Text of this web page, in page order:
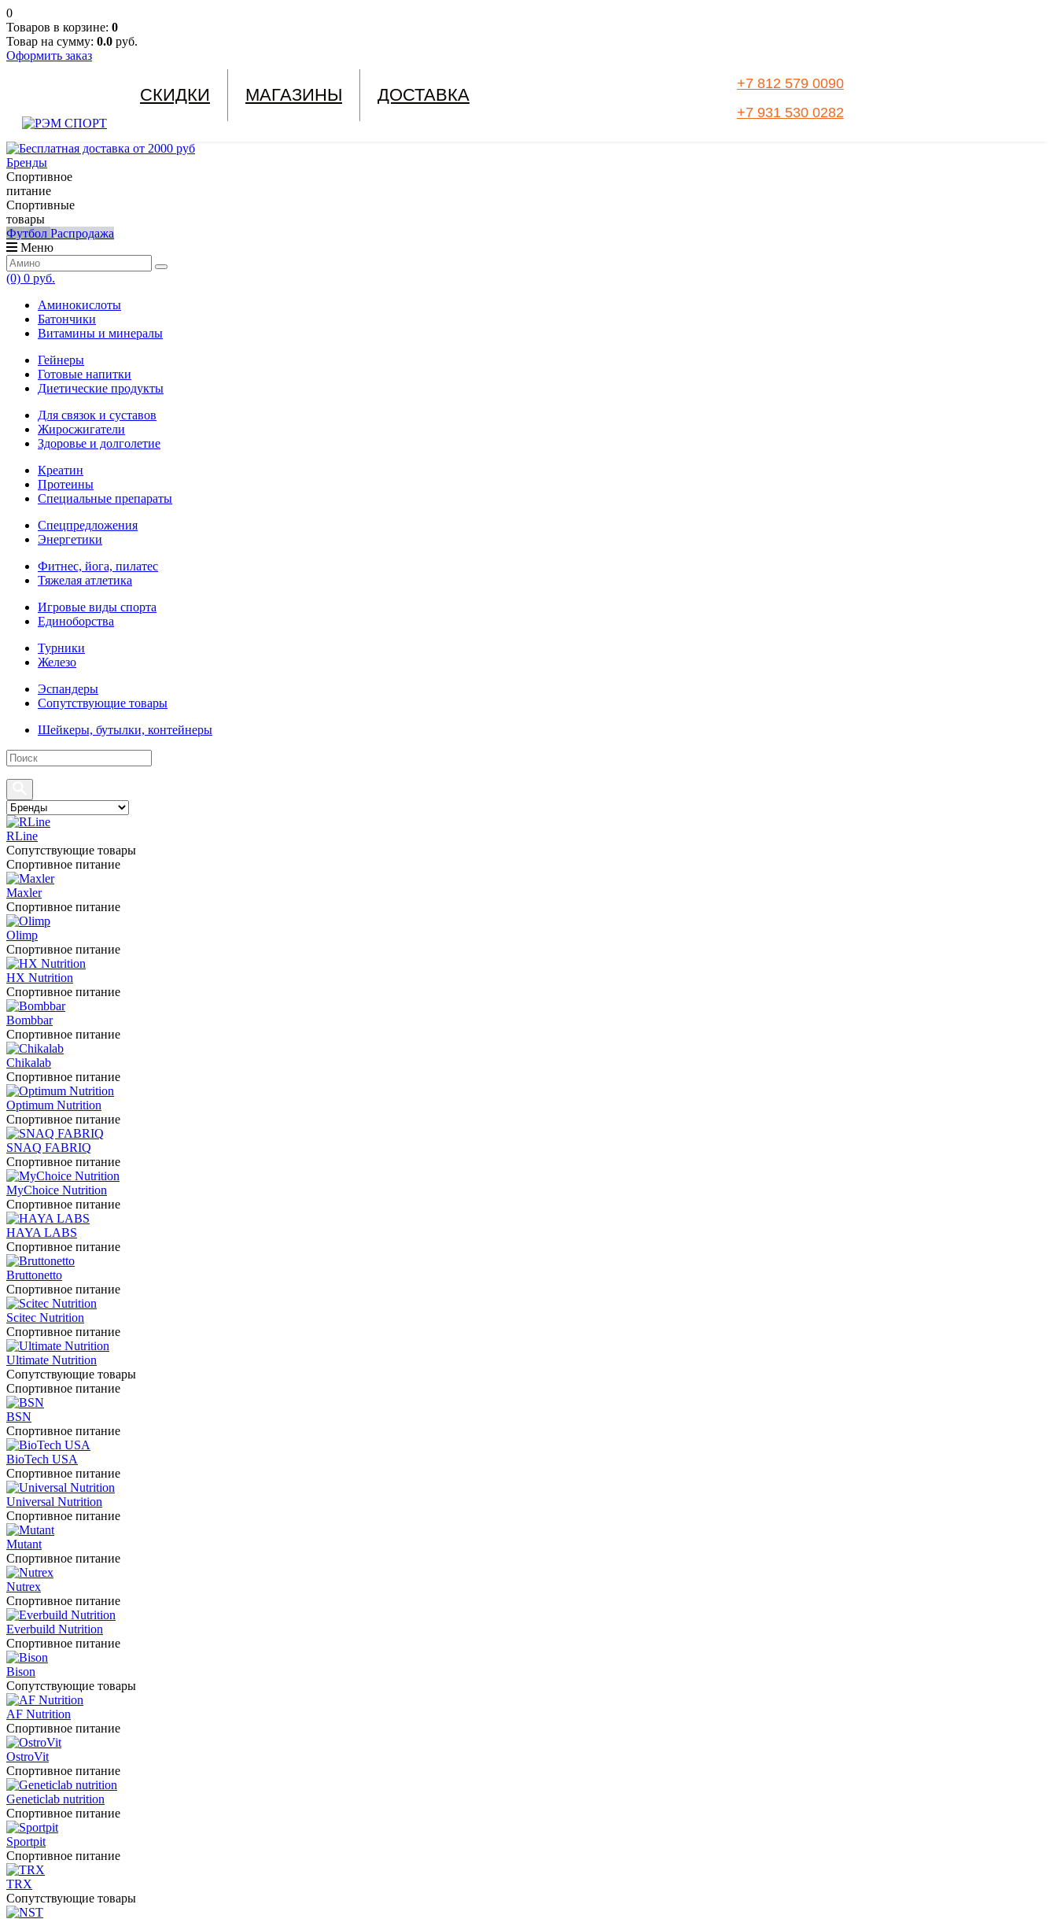
0
Товаров в корзине: 0
Товар на сумму: 0.0 руб.
Оформить заказ
СКИДКИ МАГАЗИНЫ ДОСТАВКА
+7 812 579 0090
+7 931 530 0282
Бренды
Спортивное
питание
Спортивные
товары
Футбол Распродажа
Меню
(0) 0 руб.
Аминокислоты
Батончики
Витамины и минералы
Гейнеры
Готовые напитки
Диетические продукты
Для связок и суставов
Жиросжигатели
Здоровье и долголетие
Креатин
Протеины
Специальные препараты
Спецпредложения
Энергетики
Фитнес, йога, пилатес
Тяжелая атлетика
Игровые виды спорта
Единоборства
Турники
Железо
Эспандеры
Сопутствующие товары
Шейкеры, бутылки, контейнеры
RLine
Сопутствующие товары
Спортивное питание
Maxler
Спортивное питание
Olimp
Спортивное питание
HX Nutrition
Спортивное питание
Bombbar
Спортивное питание
Chikalab
Спортивное питание
Optimum Nutrition
Спортивное питание
SNAQ FABRIQ
Спортивное питание
MyChoice Nutrition
Спортивное питание
HAYA LABS
Спортивное питание
Bruttonetto
Спортивное питание
Scitec Nutrition
Спортивное питание
Ultimate Nutrition
Сопутствующие товары
Спортивное питание
BSN
Спортивное питание
BioTech USA
Спортивное питание
Universal Nutrition
Спортивное питание
Mutant
Спортивное питание
Nutrex
Спортивное питание
Everbuild Nutrition
Спортивное питание
Bison
Сопутствующие товары
AF Nutrition
Спортивное питание
OstroVit
Спортивное питание
Geneticlab nutrition
Спортивное питание
Sportpit
Спортивное питание
TRX
Сопутствующие товары